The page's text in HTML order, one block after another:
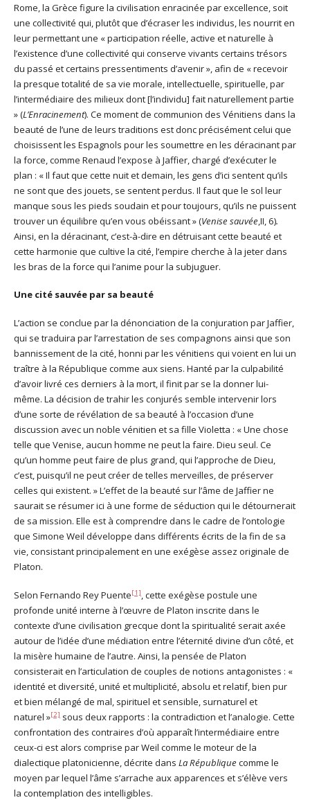
Rome, la Grèce figure la civilisation enracinée par excellence, soit
une collectivité qui, plutôt que d’écraser les individus, les nourrit en
leur permettant une « participation réelle, active et naturelle à
l’existence d’une collectivité qui conserve vivants certains trésors
du passé et certains pressentiments d’avenir », afin de « recevoir
la presque totalité de sa vie morale, intellectuelle, spirituelle, par
l’intermédiaire des milieux dont [l’individu] fait naturellement partie
» (L’Enracinement). Ce moment de communion des Vénitiens dans la
beauté de l’une de leurs traditions est donc précisément celui que
choisissent les Espagnols pour les soumettre en les déracinant par
la force, comme Renaud l’expose à Jaffier, chargé d’exécuter le
plan : « Il faut que cette nuit et demain, les gens d’ici sentent qu’ils
ne sont que des jouets, se sentent perdus. Il faut que le sol leur
manque sous les pieds soudain et pour toujours, qu’ils ne puissent
trouver un équilibre qu’en vous obéissant » (Venise sauvée,II, 6).
Ainsi, en la déracinant, c’est-à-dire en détruisant cette beauté et
cette harmonie que cultive la cité, l’empire cherche à la jeter dans
les bras de la force qui l’anime pour la subjuguer.
Une cité sauvée par sa beauté
L’action se conclue par la dénonciation de la conjuration par Jaffier,
qui se traduira par l’arrestation de ses compagnons ainsi que son
bannissement de la cité, honni par les vénitiens qui voient en lui un
traître à la République comme aux siens. Hanté par la culpabilité
d’avoir livré ces derniers à la mort, il finit par se la donner lui-
même. La décision de trahir les conjurés semble intervenir lors
d’une sorte de révélation de sa beauté à l’occasion d’une
discussion avec un noble vénitien et sa fille Violetta : « Une chose
telle que Venise, aucun homme ne peut la faire. Dieu seul. Ce
qu’un homme peut faire de plus grand, qui l’approche de Dieu,
c’est, puisqu’il ne peut créer de telles merveilles, de préserver
celles qui existent. » L’effet de la beauté sur l’âme de Jaffier ne
saurait se résumer ici à une forme de séduction qui le détournerait
de sa mission. Elle est à comprendre dans le cadre de l’ontologie
que Simone Weil développe dans différents écrits de la fin de sa
vie, consistant principalement en une exégèse assez originale de
Platon.
Selon Fernando Rey Puente[1], cette exégèse postule une
profonde unité interne à l’œuvre de Platon inscrite dans le
contexte d’une civilisation grecque dont la spiritualité serait axée
autour de l’idée d’une médiation entre l’éternité divine d’un côté, et
la misère humaine de l’autre. Ainsi, la pensée de Platon
consisterait en l’articulation de couples de notions antagonistes : «
identité et diversité, unité et multiplicité, absolu et relatif, bien pur
et bien mélangé de mal, spirituel et sensible, surnaturel et
naturel »[2] sous deux rapports : la contradiction et l’analogie. Cette
confrontation des contraires d’où apparaît l’intermédiaire entre
ceux-ci est alors comprise par Weil comme le moteur de la
dialectique platonicienne, décrite dans La République comme le
moyen par lequel l’âme s’arrache aux apparences et s’élève vers
la contemplation des intelligibles.